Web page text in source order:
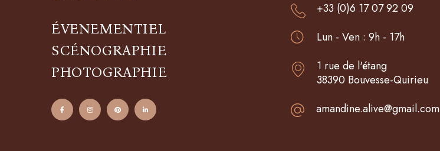
ÉVENEMENTIEL
SCÉNOGRAPHIE
PHOTOGRAPHIE
+33 (0)6 17 07 92 09
Lun - Ven : 9h - 17h
1 rue de l'étang
38390 Bouvesse-Quirieu
amandine.alive@gmail.com